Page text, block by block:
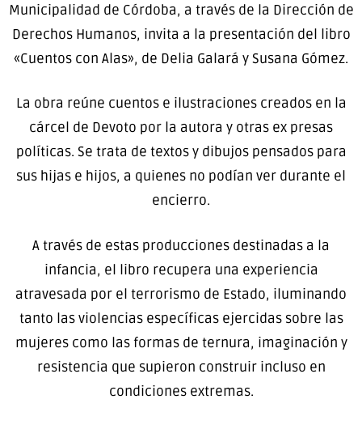
Municipalidad de Córdoba, a través de la Dirección de
Derechos Humanos, invita a la presentación del libro
«Cuentos con Alas», de Delia Galará y Susana Gómez.
La obra reúne cuentos e ilustraciones creados en la
cárcel de Devoto por la autora y otras ex presas
políticas. Se trata de textos y dibujos pensados para
sus hijas e hijos, a quienes no podían ver durante el
encierro.
A través de estas producciones destinadas a la
infancia, el libro recupera una experiencia
atravesada por el terrorismo de Estado, iluminando
tanto las violencias específicas ejercidas sobre las
mujeres como las formas de ternura, imaginación y
resistencia que supieron construir incluso en
condiciones extremas.